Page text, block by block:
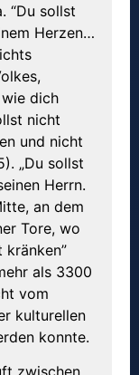
“Du sollst
Herzen…
dich
nicht
und nicht
„Du sollst
Herrn.
an dem
Tore, wo
als 3300
vom
kulturellen
konnte.
zwischen